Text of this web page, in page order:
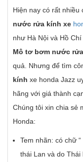
Hiện nay có rất nhiều
nước rửa kính xe
như Hà Nội và Hồ
Mô tơ bơm nước
quả. Nhưng để tìm
kính xe honda Jazz
hãng với giá thành
Chúng tôi xin chia sẻ
Honda:
Tem nhãn: có chữ
thái Lan và do Thái